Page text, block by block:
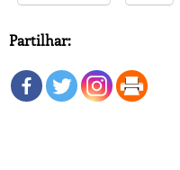
Partilhar: